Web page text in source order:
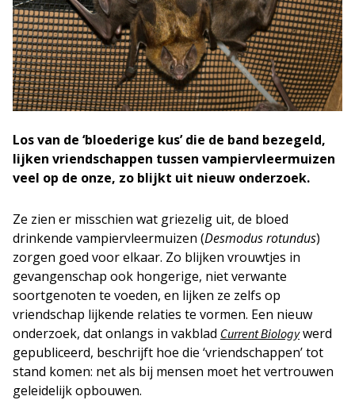
Los van de ‘bloederige kus’ die de band bezegeld,
lijken vriendschappen tussen vampiervleermuizen
veel op de onze, zo blijkt uit nieuw onderzoek.
Ze zien er misschien wat griezelig uit, de bloed
drinkende vampiervleermuizen (Desmodus rotundus)
zorgen goed voor elkaar. Zo blijken vrouwtjes in
gevangenschap ook hongerige, niet verwante
soortgenoten te voeden, en lijken ze zelfs op
vriendschap lijkende relaties te vormen. Een nieuw
onderzoek, dat onlangs in vakblad Current Biologywerd
gepubliceerd, beschrijft hoe die ‘vriendschappen’ tot
stand komen: net als bij mensen moet het vertrouwen
geleidelijk opbouwen.